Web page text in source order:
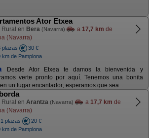
Ator Etxea
Rural en Bera (Navarra) a 17,7 km de
(Navarra)
plazas
30 €
km de Pamplona
Desde Ator Etxea te damos la bienvenida y
verte pronto por aquí. Tenemos una bonita
un lugar encantador; esperamos que sea ...
Rural en Arantza (Navarra) a 17,7 km de
(Navarra)
plazas
20 €
km de Pamplona